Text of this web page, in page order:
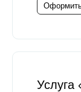
Услуга